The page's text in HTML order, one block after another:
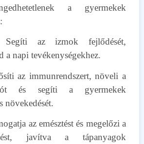
a gyermekek
az izmok fejlődését,
a napi tevékenységekhez.
az immunrendszert, növeli a
és segíti a gyermekek
növekedését.
az emésztést és megelőzi a
javítva a tápanyagok